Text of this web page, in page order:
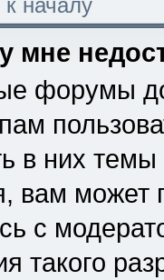
началу
мне
форумы
в них
вам может
с
такого